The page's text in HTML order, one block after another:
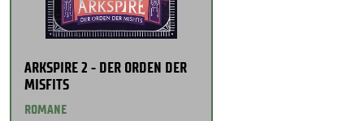
ARKSPIRE 2 - DER ORDEN DER
MISFITS
ROMANE